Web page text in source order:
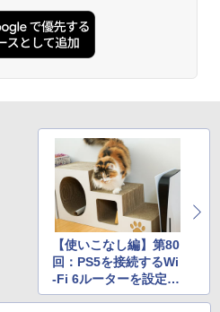
【使いこなし編】第80
回：PS5を接続するWi
-Fi 6ルーターを設定し
よう